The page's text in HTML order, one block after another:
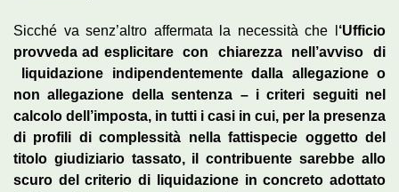
Sicché va senz’altro affermata la necessità che l ‘Ufficio
provveda ad esplicitare con chiarezza nell’avviso di
liquidazione indipendentemente dalla allegazione o
non allegazione della sentenza – i criteri seguiti nel
calcolo dell’imposta, in tutti i casi in cui, per la presenza
di profili di complessità nella fattispecie oggetto del
titolo giudiziario tassato, il contribuente sarebbe allo
scuro del criterio di liquidazione in concreto adottato